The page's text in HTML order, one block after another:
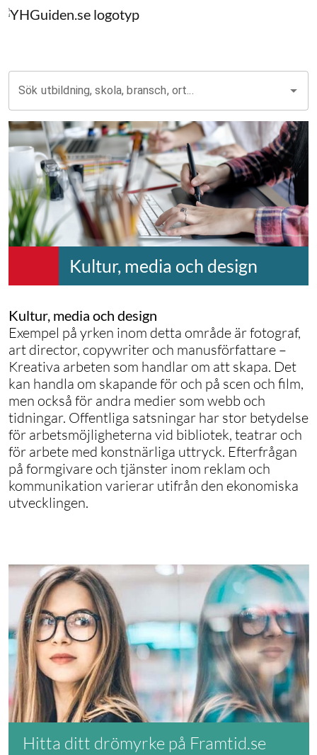
Sök utbildning, skola, bransch, ort...
Kultur, media och design
Kultur, media och design
Exempel på yrken inom detta område är fotograf,
art director, copywriter och manusförfattare –
Kreativa arbeten som handlar om att skapa. Det
kan handla om skapande för och på scen och film,
men också för andra medier som webb och
tidningar. Offentliga satsningar har stor betydelse
för arbetsmöjligheterna vid bibliotek, teatrar och
för arbete med konstnärliga uttryck. Efterfrågan
på formgivare och tjänster inom reklam och
kommunikation varierar utifrån den ekonomiska
utvecklingen.
Hitta ditt drömyrke på Framtid.se